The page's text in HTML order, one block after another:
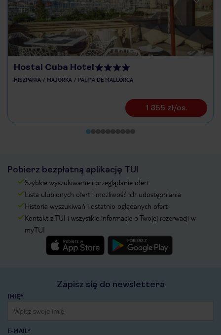
Hostal Cuba Hotel
HISZPANIA MAJORKA PALMA DE MALLORCA
1 355 zł/os.
Pobierz bezpłatną aplikację TUI
Szybkie wyszukiwanie i przeglądanie ofert
Lista ulubionych ofert i możliwość ich udostępniania
Historia wyszukiwań i ostatnio oglądanych ofert
Kontakt z TUI i wszystkie informacje o Twojej rezerwacji w
myTUI
Zapisz się do newslettera
IMIĘ*
E-MAIL*